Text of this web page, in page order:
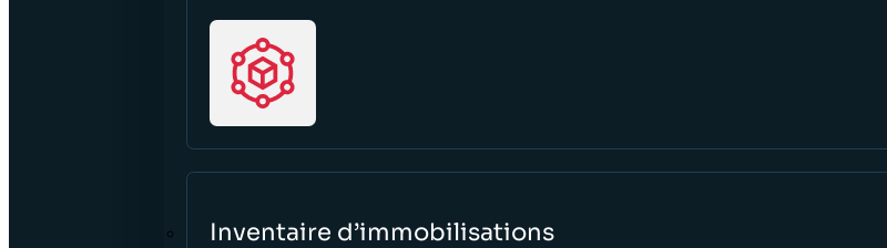
Inventaire d’immobilisations